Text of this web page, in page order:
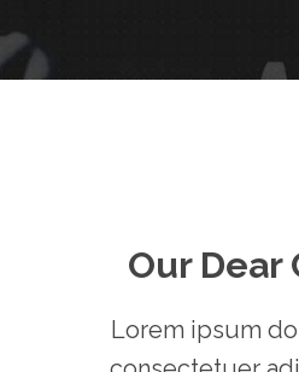
Our Dear
Lorem ipsum